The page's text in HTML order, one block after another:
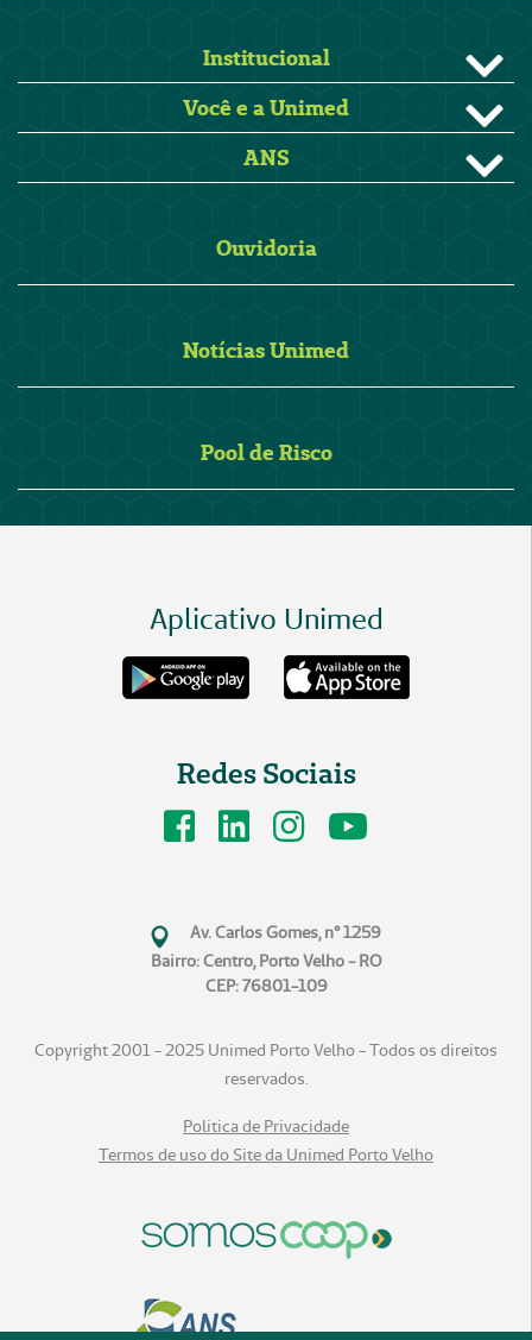
Institucional
Você e a Unimed
ANS
Ouvidoria
Notícias Unimed
Pool de Risco
Aplicativo Unimed
Redes Sociais
Av. Carlos Gomes, n° 1259
Bairro: Centro, Porto Velho - RO
CEP: 76801-109
Copyright 2001 - 2025 Unimed Porto Velho - Todos os direitos
reservados.
Politica de Privacidade
Termos de uso do Site da Unimed Porto Velho